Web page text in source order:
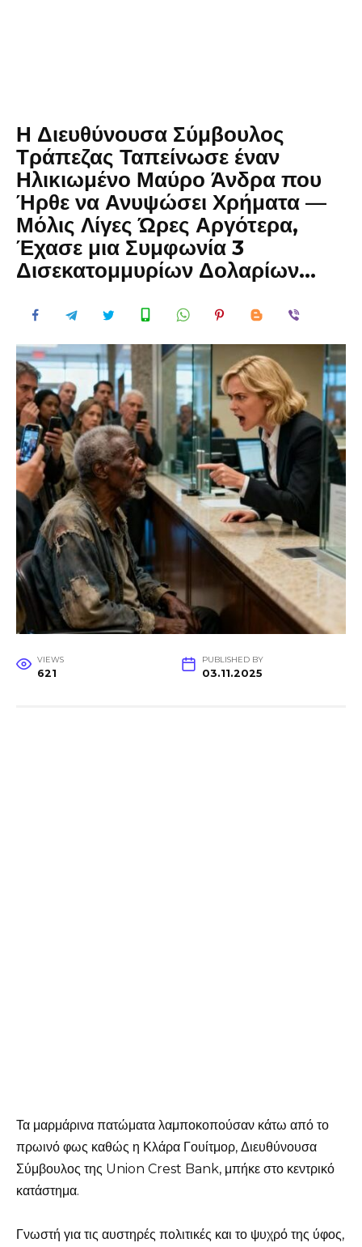
Η Διευθύνουσα Σύμβουλος
Τράπεζας Ταπείνωσε έναν
Ηλικιωμένο Μαύρο Άνδρα που
Ήρθε να Ανυψώσει Χρήματα —
Μόλις Λίγες Ώρες Αργότερα,
Έχασε μια Συμφωνία 3
Δισεκατομμυρίων Δολαρίων…
VIEWS
621
PUBLISHED BY
03.11.2025
Τα μαρμάρινα πατώματα λαμποκοπούσαν κάτω από το
πρωινό φως καθώς η Κλάρα Γουίτμορ, Διευθύνουσα
Σύμβουλος της Union Crest Bank, μπήκε στο κεντρικό
κατάστημα.
Γνωστή για τις αυστηρές πολιτικές και το ψυχρό της ύφος,